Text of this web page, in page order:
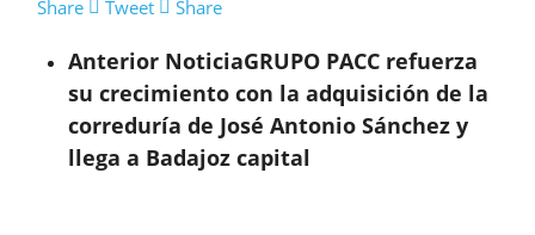
Share Tweet Share
Anterior NoticiaGRUPO PACC refuerza
su crecimiento con la adquisición de la
correduría de José Antonio Sánchez y
llega a Badajoz capital